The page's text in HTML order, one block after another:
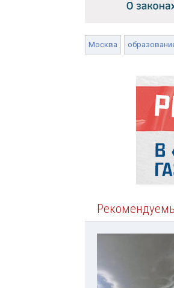
Москва